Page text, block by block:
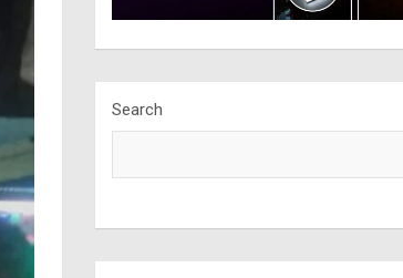
Search